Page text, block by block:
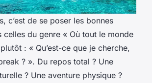
c’est de se poser les bonnes
celles du genre « Où tout le monde
: « Qu’est-ce que je cherche,
? ». Du repos total ? Une
? Une aventure physique ?